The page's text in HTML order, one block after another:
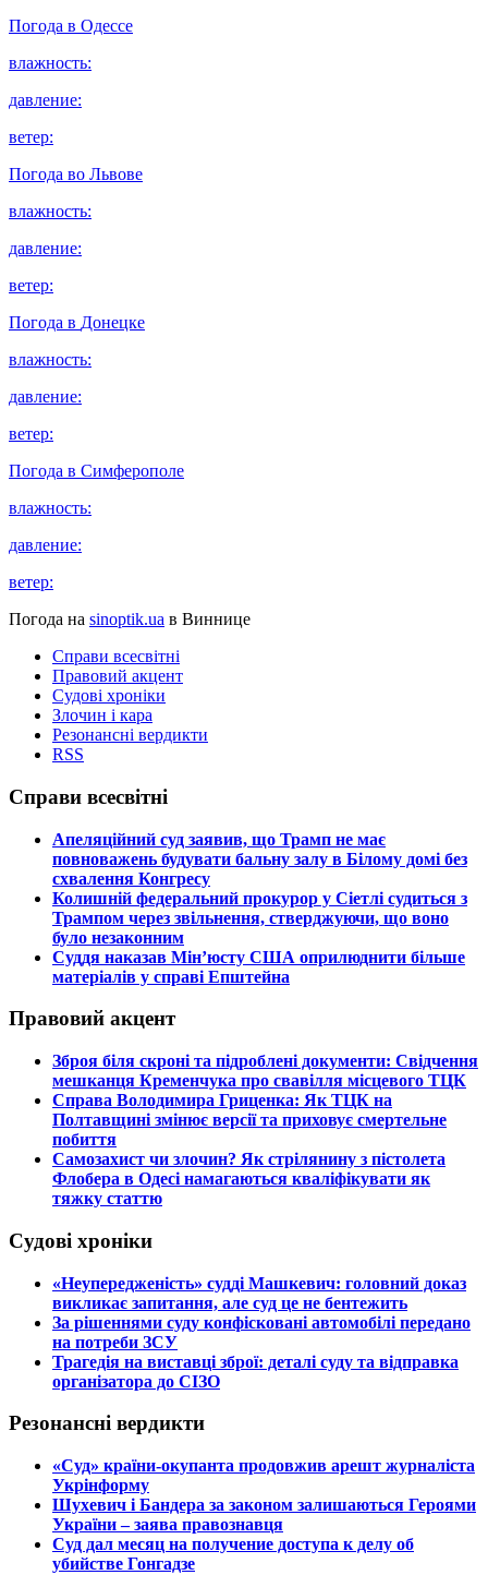
Погода в Одессе
влажность:
давление:
ветер:
Погода во Львове
влажность:
давление:
ветер:
Погода в Донецке
влажность:
давление:
ветер:
Погода в Симферополе
влажность:
давление:
ветер:
Погода на sinoptik.ua в Виннице
Справи всесвітні
Правовий акцент
Судові хроніки
Злочин і кара
Резонансні вердикти
RSS
Справи всесвітні
​Апеляційний суд заявив, що Трамп не має
повноважень будувати бальну залу в Білому домі без
схвалення Конгресу
​Колишній федеральний прокурор у Сіетлі судиться з
Трампом через звільнення, стверджуючи, що воно
було незаконним
​Суддя наказав Мін’юсту США оприлюднити більше
матеріалів у справі Епштейна
Правовий акцент
​Зброя біля скроні та підроблені документи: Свідчення
мешканця Кременчука про свавілля місцевого ТЦК
​Справа Володимира Гриценка: Як ТЦК на
Полтавщині змінює версії та приховує смертельне
побиття
​Самозахист чи злочин? Як стрілянину з пістолета
Флобера в Одесі намагаються кваліфікувати як
тяжку статтю
Судові хроніки
​«Неупередженість» судді Машкевич: головний доказ
викликає запитання, але суд це не бентежить
​За рішеннями суду конфісковані автомобілі передано
на потреби ЗСУ
​Трагедія на виставці зброї: деталі суду та відправка
організатора до СІЗО
Резонансні вердикти
​«Суд» країни-окупанта продовжив арешт журналіста
Укрінформу
Шухевич і Бандера за законом залишаються Героями
України – заява правознавця
Суд дал месяц на получение доступа к делу об
убийстве Гонгадзе